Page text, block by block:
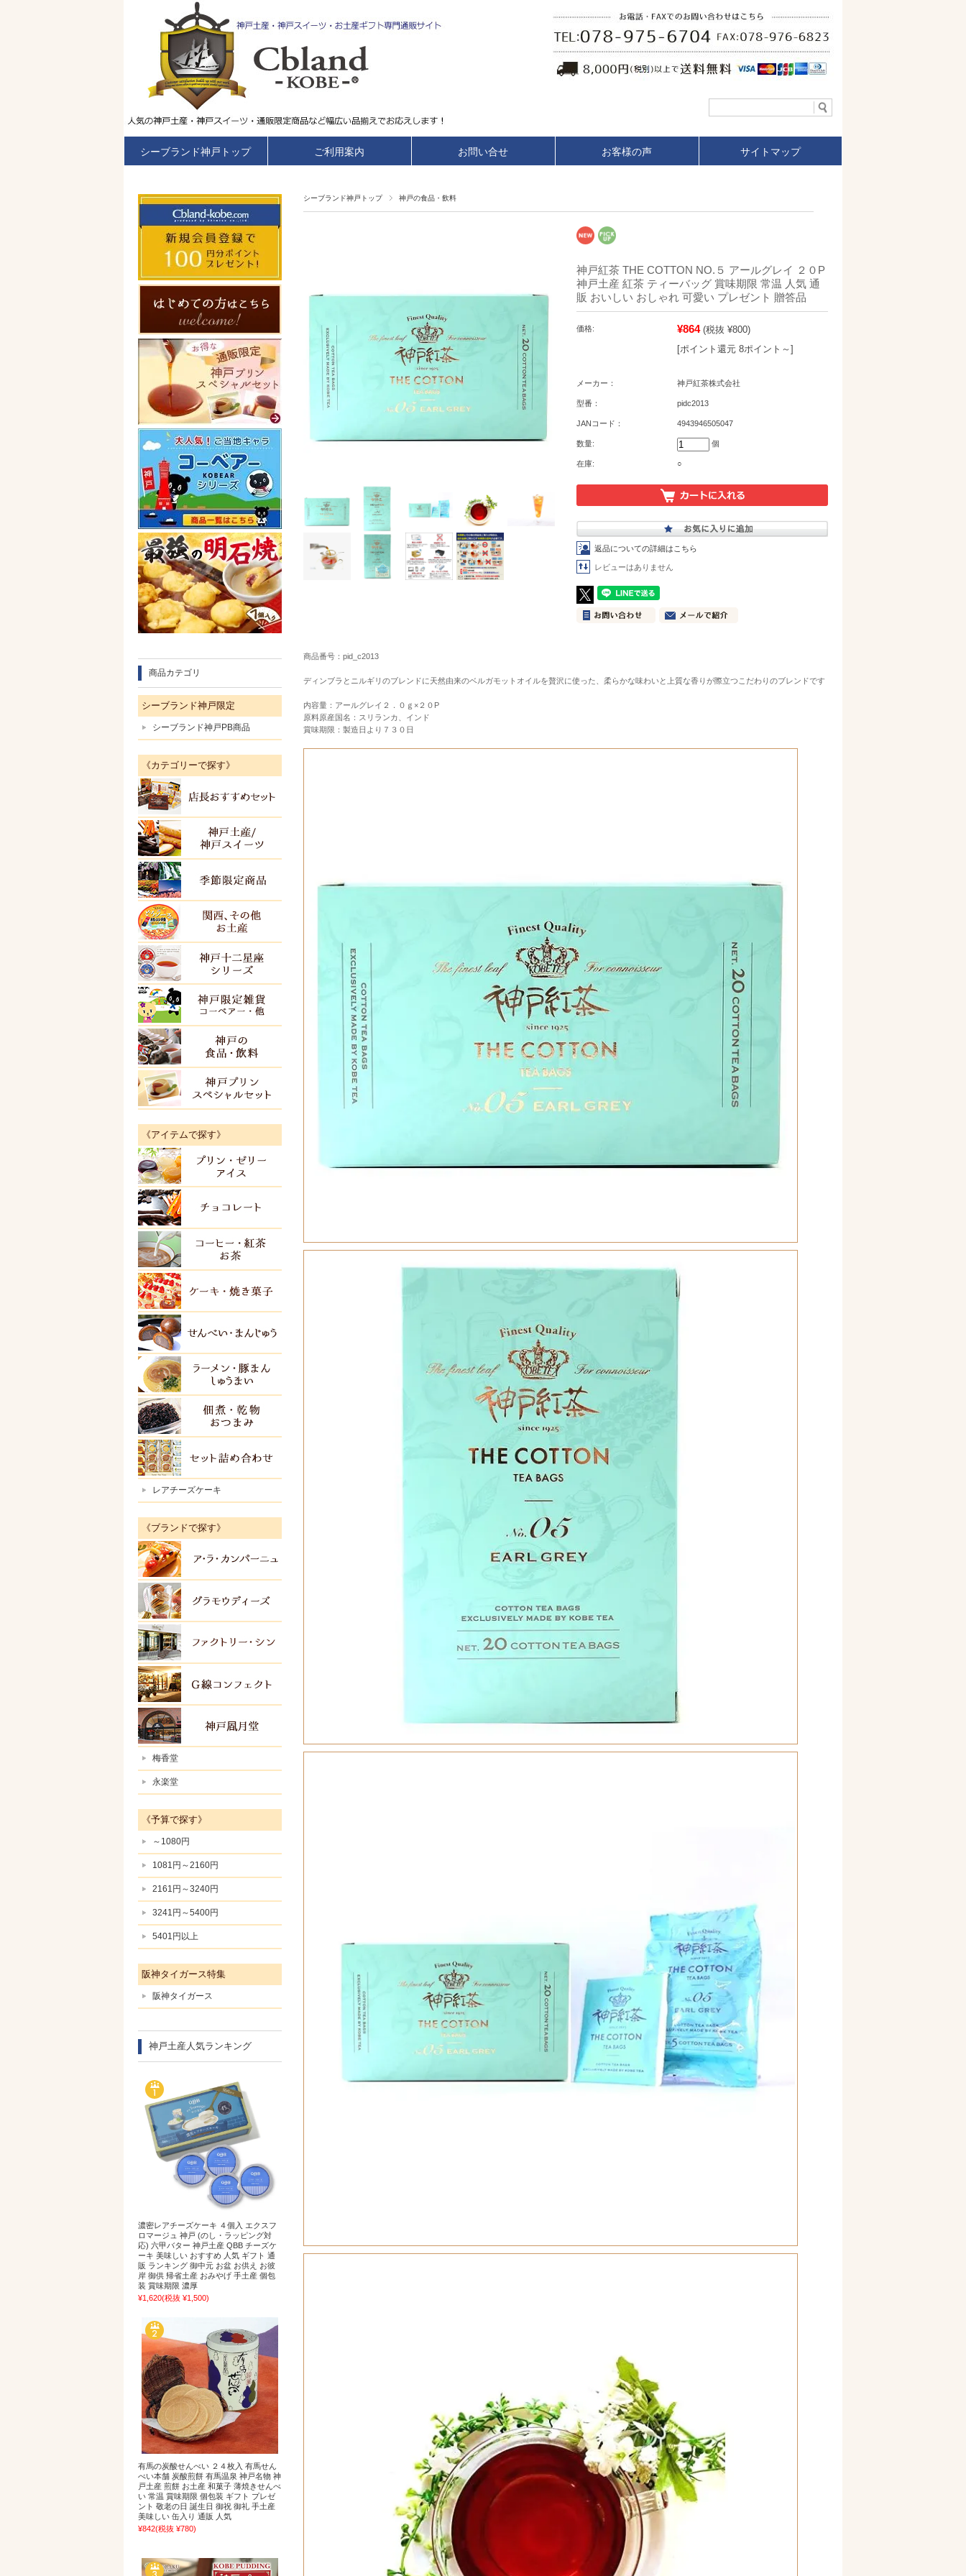
シーブランド神戸トップ ご利用案内 お問い合せ お客様の声 サイトマップ
シーブランド神戸トップ 神戸の食品・飲料
神戸紅茶 THE COTTON NO.５ アールグレイ ２０P
神戸土産 紅茶 ティーバッグ 賞味期限 常温 人気 通
販 おいしい おしゃれ 可愛い プレゼント 贈答品
価格: ¥864 (税抜 ¥800)
[ポイント還元 8ポイント～]
メーカー： 神戸紅茶株式会社
型番： pidc2013
JANコード： 4943946505047
数量: 個
在庫: ○
返品についての詳細はこちら
レビューはありません
商品番号：pid_c2013
ディンブラとニルギリのブレンドに天然由来のベルガモットオイルを贅沢に使った、柔らかな味わいと上質な香りが際立つこだわりのブレンドです
内容量：アールグレイ２．０ｇ×２０P
原料原産国名：スリランカ、インド
賞味期限：製造日より７３０日
商品カテゴリ
シーブランド神戸限定
シーブランド神戸PB商品
《カテゴリーで探す》
ＫＯＢＥ十二星座シリーズ
神戸の食品・飲料
神戸プリンスペシャルセット
《アイテムで探す》
プリン・ゼリー・アイス
紅茶・コーヒー・お茶
レアチーズケーキ
《ブランドで探す》
梅香堂
永楽堂
《予算で探す》
～1080円
1081円～2160円
2161円～3240円
3241円～5400円
5401円以上
阪神タイガース特集
阪神タイガース
神戸土産人気ランキング
濃密レアチーズケーキ ４個入 エクスフ
ロマージュ 神戸 (のし・ラッピング対
応) 六甲バター 神戸土産 QBB チーズケ
ーキ 美味しい おすすめ 人気 ギフト 通
販 ランキング 御中元 お盆 お供え お彼
岸 御供 帰省土産 おみやげ 手土産 個包
装 賞味期限 濃厚
¥1,620(税抜 ¥1,500)
有馬の炭酸せんべい ２４枚入 有馬せん
べい本舗 炭酸煎餅 有馬温泉 神戸名物 神
戸土産 煎餅 お土産 和菓子 薄焼きせんべ
い 常温 賞味期限 個包装 ギフト プレゼ
ント 敬老の日 誕生日 御祝 御礼 手土産
美味しい 缶入り 通販 人気
¥842(税抜 ¥780)